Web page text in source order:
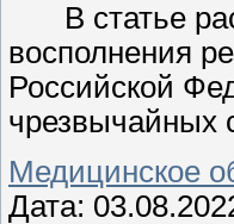
В статье
восполнения
Российской
чрезвычайных
Медицинское
Дата: